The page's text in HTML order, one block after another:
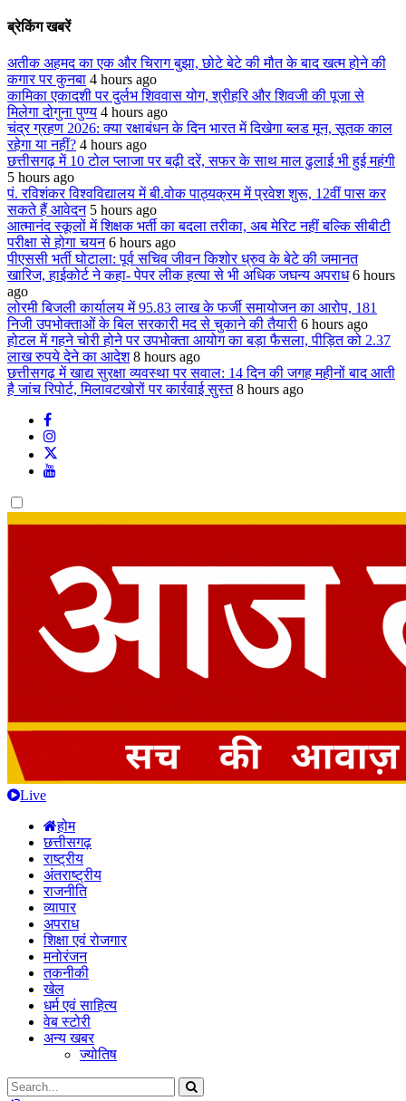
ब्रेकिंग खबरें
अतीक अहमद का एक और चिराग बुझा, छोटे बेटे की मौत के बाद खत्म होने की
कगार पर कुनबा 4 hours ago
कामिका एकादशी पर दुर्लभ शिववास योग, श्रीहरि और शिवजी की पूजा से
मिलेगा दोगुना पुण्य 4 hours ago
चंद्र ग्रहण 2026: क्या रक्षाबंधन के दिन भारत में दिखेगा ब्लड मून, सूतक काल
रहेगा या नहीं? 4 hours ago
छत्तीसगढ़ में 10 टोल प्लाजा पर बढ़ी दरें, सफर के साथ माल ढुलाई भी हुई महंगी
5 hours ago
पं. रविशंकर विश्वविद्यालय में बी.वोक पाठ्यक्रम में प्रवेश शुरू, 12वीं पास कर
सकते हैं आवेदन 5 hours ago
आत्मानंद स्कूलों में शिक्षक भर्ती का बदला तरीका, अब मेरिट नहीं बल्कि सीबीटी
परीक्षा से होगा चयन 6 hours ago
पीएससी भर्ती घोटाला: पूर्व सचिव जीवन किशोर ध्रुव के बेटे की जमानत
खारिज, हाईकोर्ट ने कहा- पेपर लीक हत्या से भी अधिक जघन्य अपराध 6 hours
ago
लोरमी बिजली कार्यालय में 95.83 लाख के फर्जी समायोजन का आरोप, 181
निजी उपभोक्ताओं के बिल सरकारी मद से चुकाने की तैयारी 6 hours ago
होटल में गहने चोरी होने पर उपभोक्ता आयोग का बड़ा फैसला, पीड़ित को 2.37
लाख रुपये देने का आदेश 8 hours ago
छत्तीसगढ़ में खाद्य सुरक्षा व्यवस्था पर सवाल: 14 दिन की जगह महीनों बाद आती
है जांच रिपोर्ट, मिलावटखोरों पर कार्रवाई सुस्त 8 hours ago
Dark
mode
Live
होम
छत्तीसगढ़
राष्ट्रीय
अंतराष्ट्रीय
राजनीति
व्यापार
अपराध
शिक्षा एवं रोजगार
मनोरंजन
तकनीकी
खेल
धर्म एवं साहित्य
वेब स्टोरी
अन्य खबर
ज्योतिष